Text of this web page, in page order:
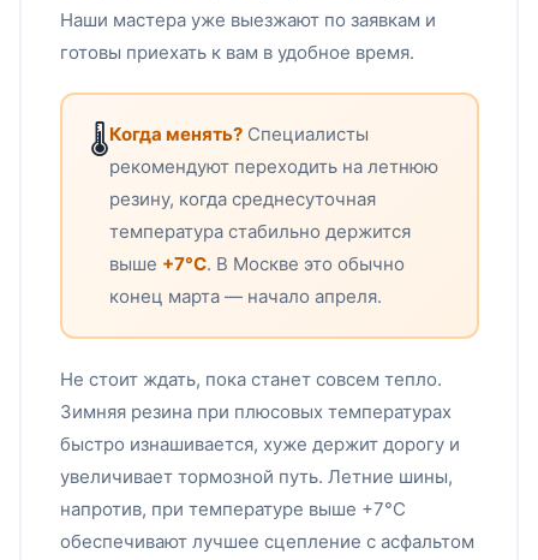
Наши мастера уже выезжают по заявкам и
готовы приехать к вам в удобное время.
🌡️Когда менять? Специалисты
рекомендуют переходить на летнюю
резину, когда среднесуточная
температура стабильно держится
выше +7°C. В Москве это обычно
конец марта — начало апреля.
Не стоит ждать, пока станет совсем тепло.
Зимняя резина при плюсовых температурах
быстро изнашивается, хуже держит дорогу и
увеличивает тормозной путь. Летние шины,
напротив, при температуре выше +7°C
обеспечивают лучшее сцепление с асфальтом